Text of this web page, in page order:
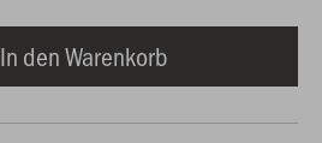
In den Warenkorb